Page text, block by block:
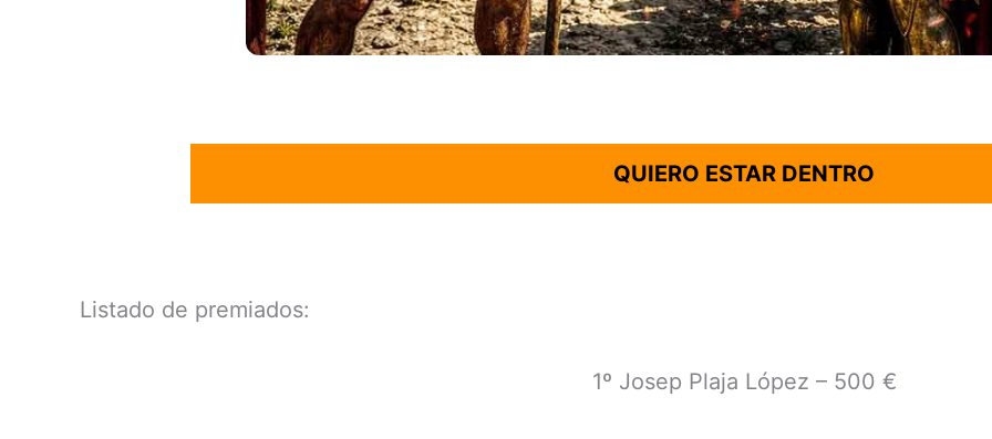
QUIERO ESTAR DENTRO
Listado de premiados:
1º Josep Plaja López – 500 €